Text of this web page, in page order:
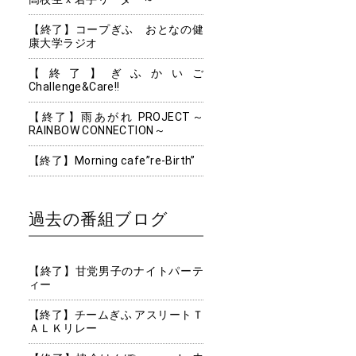
【終了】コープぎふ おとなの健
康大学ラジオ
【終了】ぎふかいご
Challenge&Care!!
【終了】雨あがれ PROJECT～
RAINBOW CONNECTION～
【終了】Morning cafe”re-Birth”
過去の番組ブログ
【終了】甘党男子のナイトパーテ
ィー
【終了】チームぎふ アスリートＴ
ＡＬＫリレー